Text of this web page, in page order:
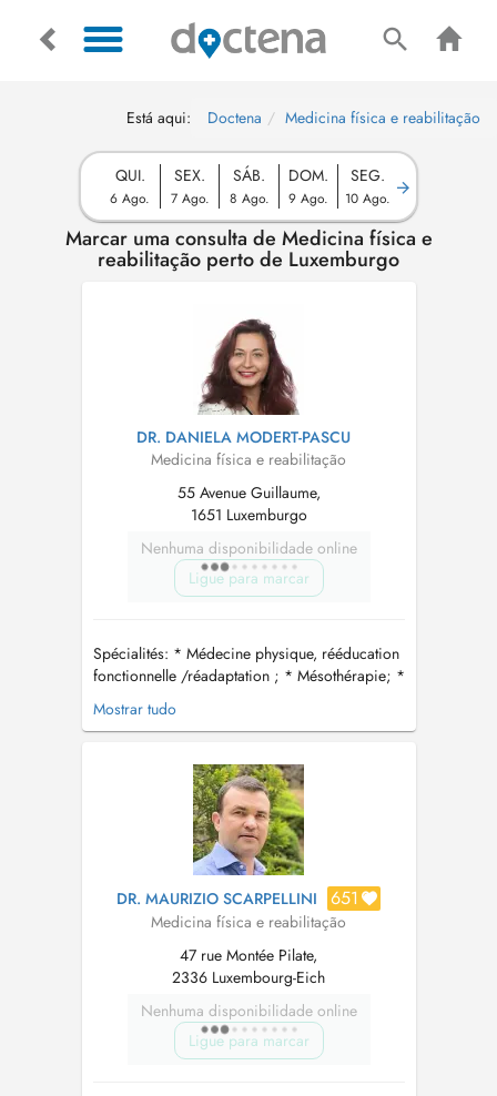
Está aqui: Doctena Medicina física e reabilitação
QUI.
6 Ago.
SEX.
7 Ago.
SÁB.
8 Ago.
DOM.
9 Ago.
SEG.
10 Ago.
Marcar uma consulta de Medicina física e
reabilitação perto de Luxemburgo
DR. DANIELA MODERT-PASCU
Medicina física e reabilitação
55 Avenue Guillaume,
1651 Luxemburgo
Nenhuma disponibilidade online
Ligue para marcar
Spécialités: * Médecine physique, rééducation
fonctionnelle /réadaptation ; * Mésothérapie; *
Médecine morphologique et anti-âge. L'objectif
de la Médecine physique consiste à améliorer
les niveaux. Ses o...
Mostrar tudo
DR. MAURIZIO SCARPELLINI 651
Medicina física e reabilitação
47 rue Montée Pilate,
2336 Luxembourg-Eich
Nenhuma disponibilidade online
Ligue para marcar